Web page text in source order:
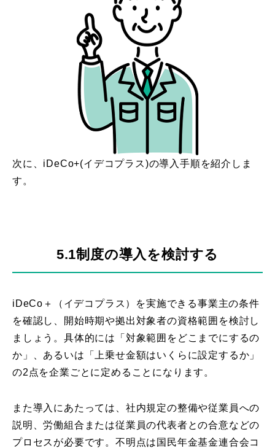
次に、iDeCo+(イデコプラス)の導入手順を紹介しま
す。
5.1制度の導入を検討する
iDeCo＋（イデコプラス）を実施できる事業主の条件
を確認し、開始時期や拠出対象者の資格範囲を検討し
ましょう。具体的には「対象範囲をどこまでにするの
か」、あるいは「上乗せ金額はいくらに設定するか」
の2点を企業ごとに定めることになります。
また導入にあたっては、社内規定の整備や従業員への
説明、労働組合または従業員の代表者との合意などの
プロセスが必要です。不明点は国民年金基金連合会コ